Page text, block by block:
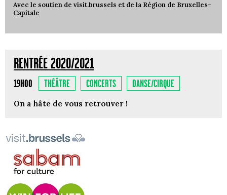
Avec le soutien de visit.brussels et de la Région de Bruxelles-
Capitale
RENTRÉE 2020/2021
19H00 THÉÂTRE CONCERTS DANSE/CIRQUE
On a hâte de vous retrouver !